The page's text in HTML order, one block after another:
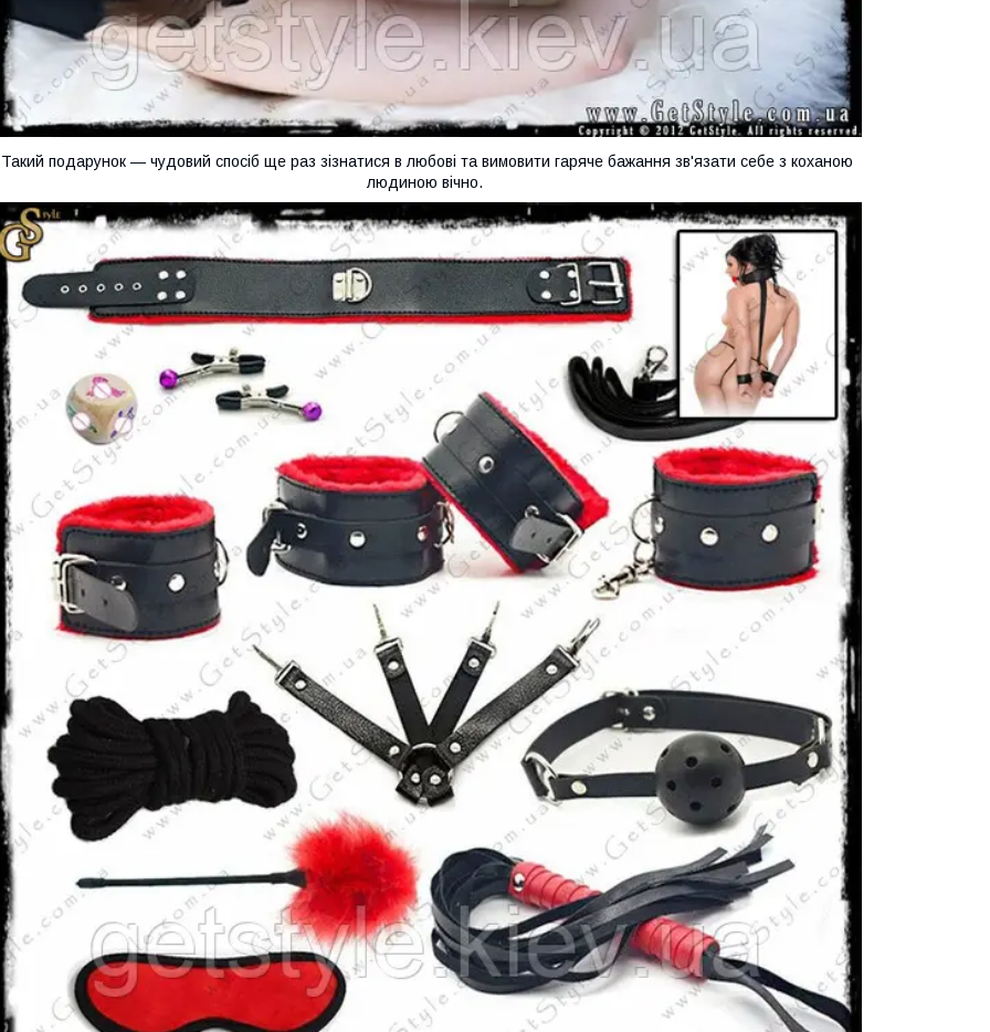
Такий подарунок — чудовий спосіб ще раз зізнатися в любові та вимовити гаряче бажання зв'язати себе з коханою
людиною вічно.